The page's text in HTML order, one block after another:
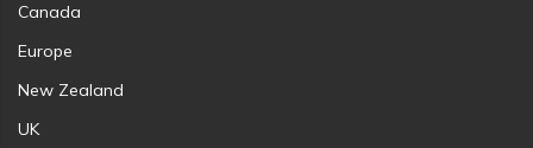
Canada
Europe
New Zealand
UK